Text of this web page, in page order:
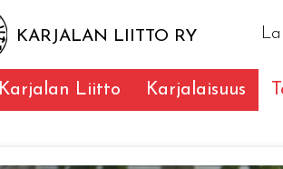
KARJALAN LIITTO RY
Karjalan Liitto Karjalaisuus